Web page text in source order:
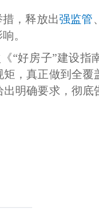
，释放出强监管
。
“好房子”建设指
，真正做到全覆
明确要求，彻底